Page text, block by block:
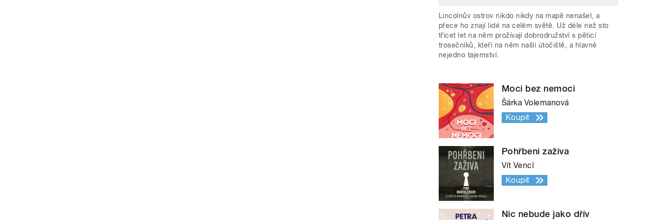
Lincolnův ostrov nikdo nikdy na mapě nenašel, a
přece ho znají lidé na celém světě. Už déle než sto
třicet let na něm prožívají dobrodružství s pěticí
trosečníků, kteří na něm našli útočiště, a hlavně
nejedno tajemství.
Moci bez nemoci
Šárka Volemanová
Koupit
Pohřbeni zaživa
Vít Vencl
Koupit
Nic nebude jako dřív